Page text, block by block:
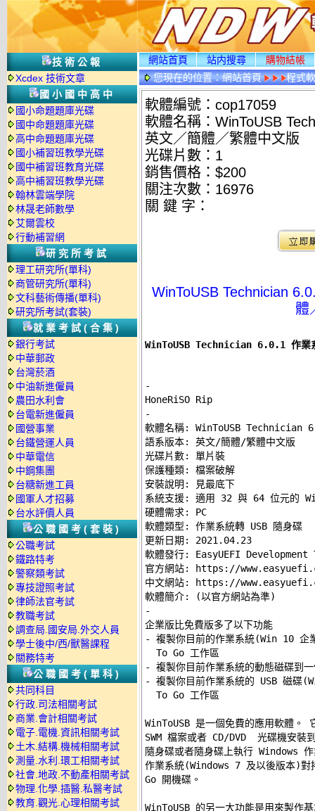
技術公報
Xcdex 技術文章
國小國中高中
國小命題題庫光碟
國中命題題庫光碟
高中命題題庫光碟
國小補習班教學光碟
國中補習班教育光碟
高中補習班教學光碟
翰林雲端學院
林晟老師數學
艾爾雲校
行動補習網
研究所考試
理工研究所(單科)
商管研究所(單科)
文科藝術傳播(單科)
研究所考試(套裝)
就業考試(合集)
銀行考試
中華郵政
台灣菸酒
中油新進僱員
農田水利會
台電新進僱員
國營事業
台鐵營運人員
中華電信
中鋼集團
台糖新進工員
國軍人才招募
台水評價人員
公職國考(套裝)
公職考試
鐵路特考
警察類考試
專技證照考試
律師法官考試
教職考試
調查局.國安局.外交人員
學士後中/西/獸醫課程
關務特考
公職國考(單科)
共同科目
行政.司法相關考試
商業.會計相關考試
電子.電機.資訊相關考試
土木.結構.機械相關考試
測量.水利.環工相關考試
社會.地政.不動產相關考試
物理.化學.插醫.私醫考試
教育.觀光.心理相關考試
網站首頁 站内搜尋
購物結帳
您現在的位置：網站首頁 程式
軟體編號：cop17059
軟體名稱：WinToUSB
英文／簡體／繁體中文版
光碟片數：1
銷售價格：$200
關注次數： 16976
關 鍵 字：
WinToUSB Technician
體
WinToUSB Technician 6.0.1 作業
-
-
軟體名稱: WinToUSB
語系版本: 英文/簡體/繁體中文版
光碟片數: 單片裝
保護種類: 檔案破解
安裝說明:
見最底下
系統支援: 適用 32 與 64 位元的
硬體需求: PC
軟體類型: 作業系統轉 USB 隨身碟
更新日期: 2021.04.23
軟體發行: EasyUEFI Development
官方網站:
https://
中文網站:
https://
-
企業版比免費版多了以下功能
- 複製你目前的作業系統(Win 10 企
  To Go 工作區
- 複製你目前作業系統的動態磁碟到
- 複製你目前作業系統的 USB 磁碟
  To Go 工作區
WinToUSB 是一個免費的應用軟體
SWM 檔案或者 CD/DVD  光碟機安
隨身碟或者隨身碟上執行 Windows
作業系統(Windows 7 及以後版本)
Go 開機碟。
WinToUSB 的另一大功能是用來製